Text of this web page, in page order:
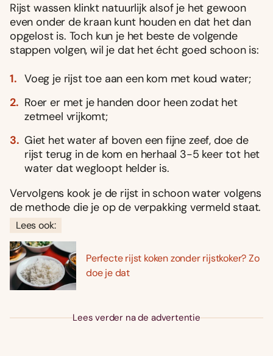
Rijst wassen klinkt natuurlijk alsof je het gewoon
even onder de kraan kunt houden en dat het dan
opgelost is. Toch kun je het beste de volgende
stappen volgen, wil je dat het écht goed schoon is:
Voeg je rijst toe aan een kom met koud water;
Roer er met je handen door heen zodat het
zetmeel vrijkomt;
Giet het water af boven een fijne zeef, doe de
rijst terug in de kom en herhaal 3-5 keer tot het
water dat wegloopt helder is.
Vervolgens kook je de rijst in schoon water volgens
de methode die je op de verpakking vermeld staat.
Lees ook:
Perfecte rijst koken zonder rijstkoker? Zo
doe je dat
Lees verder na de advertentie